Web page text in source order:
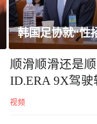
日本民众集会
顺滑顺滑还是
ID.ERA 9X驾驶
视频